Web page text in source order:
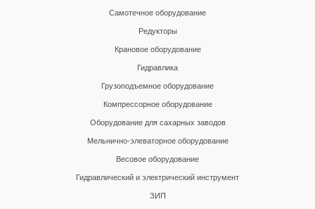
Самотечное оборудование
Редукторы
Крановое оборудование
Гидравлика
Грузоподъемное оборудование
Компрессорное оборудование
Оборудование для сахарных заводов
Мельнично-элеваторное оборудование
Весовое оборудование
Гидравлический и электрический инструмент
ЗИП